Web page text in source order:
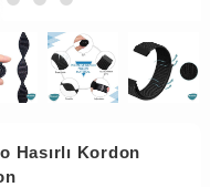
Hasırlı Kordon